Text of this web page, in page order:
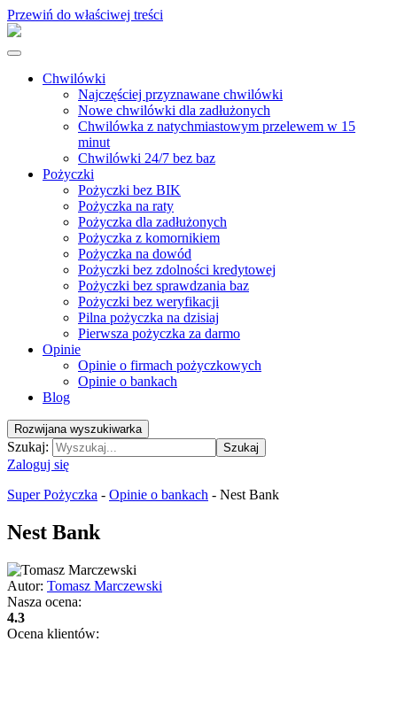
Przewiń do właściwej treści
Chwilówki
Najczęściej przyznawane chwilówki
Nowe chwilówki dla zadłużonych
Chwilówka z natychmiastowym przelewem w 15
minut
Chwilówki 24/7 bez baz
Pożyczki
Pożyczki bez BIK
Pożyczka na raty
Pożyczka dla zadłużonych
Pożyczka z komornikiem
Pożyczka na dowód
Pożyczki bez zdolności kredytowej
Pożyczki bez sprawdzania baz
Pożyczki bez weryfikacji
Pilna pożyczka na dzisiaj
Pierwsza pożyczka za darmo
Opinie
Opinie o firmach pożyczkowych
Opinie o bankach
Blog
Rozwijana wyszukiwarka
Szukaj: Szukaj
Zaloguj się
Super Pożyczka - Opinie o bankach - Nest Bank
Nest Bank
Autor: Tomasz Marczewski
Nasza ocena:
4.3
Ocena klientów: